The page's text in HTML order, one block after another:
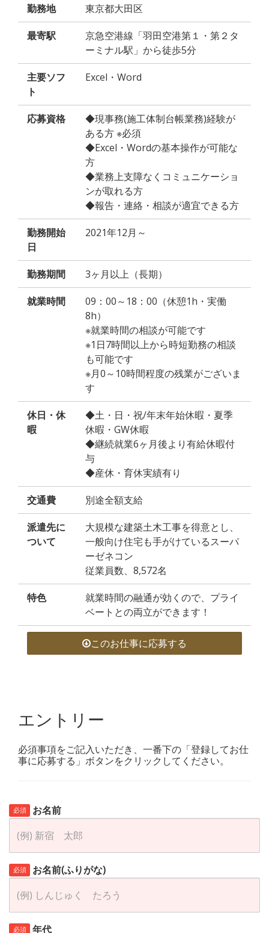
勤務地 東京都大田区
最寄駅
京急空港線「羽田空港第１・第２タ
ーミナル駅」から徒歩5分
主要ソフ
ト
Excel・Word
応募資格
◆現事務(施工体制台帳業務)経験が
ある方 ※必須
◆Excel・Wordの基本操作が可能な
方
◆業務上支障なくコミュニケーショ
ンが取れる方
◆報告・連絡・相談が適宜できる方
勤務開始
日
2021年12月～
勤務期間 3ヶ月以上（長期）
就業時間
09：00～18：00（休憩1h・実働
8h）
※就業時間の相談が可能です
※1日7時間以上から時短勤務の相談
も可能です
※月0～10時間程度の残業がございま
す
休日・休
暇
◆土・日・祝/年末年始休暇・夏季
休暇・GW休暇
◆継続就業6ヶ月後より有給休暇付
与
◆産休・育休実績有り
交通費 別途全額支給
派遣先に
ついて
大規模な建築土木工事を得意とし、
一般向け住宅も手がけているスーパ
ーゼネコン
従業員数、8,572名
特色
就業時間の融通が効くので、プライ
ベートとの両立ができます！
このお仕事に応募する
エントリー
必須事項をご記入いただき、一番下の「登録してお仕
事に応募する」ボタンをクリックしてください。
必須 お名前
必須 お名前(ふりがな)
必須 年代